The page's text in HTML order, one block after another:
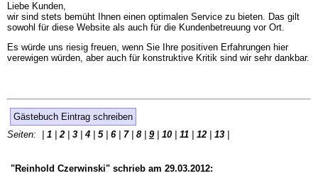
Liebe Kunden,
wir sind stets bemüht Ihnen einen optimalen Service zu bieten. Das gilt
sowohl für diese Website als auch für die Kundenbetreuung vor Ort.
Es würde uns riesig freuen, wenn Sie Ihre positiven Erfahrungen hier
verewigen würden, aber auch für konstruktive Kritik sind wir sehr dankbar.
Gästebuch Eintrag schreiben
Seiten: | 1 |2 3 4 5| 6| 7| 8| 9| 10 11 12 13
"Reinhold Czerwinski" schrieb am 29.03.2012: